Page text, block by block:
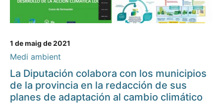
1 de maig de 2021
Medi ambient
La Diputación colabora con los municipios
de la provincia en la redacción de sus
planes de adaptación al cambio climático